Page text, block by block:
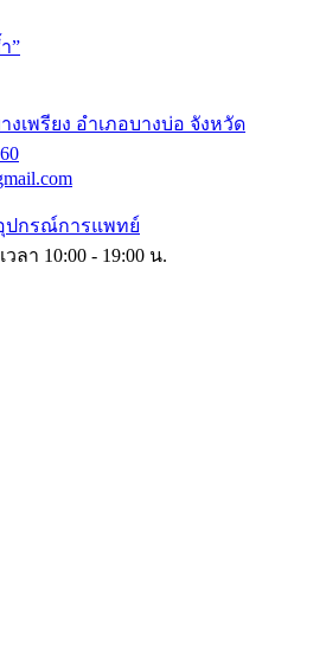
”
งเพรียง อำเภอบางบ่อ จังหวัด
ปกรณ์การแพทย์
ลา 10:00 - 19:00 น.